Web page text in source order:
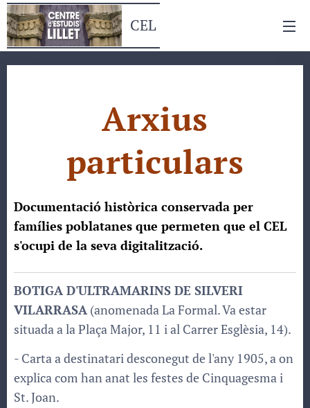
CEL
Arxius
particulars
Documentació històrica conservada per
famílies poblatanes que permeten que el CEL
s'ocupi de la seva digitalització.
BOTIGA D'ULTRAMARINS DE SILVERI
VILARRASA (anomenada La Formal. Va estar
situada a la Plaça Major, 11 i al Carrer Esglèsia, 14).
​- Carta a destinatari desconegut de l'any 1905, a on
explica com han anat les festes de Cinquagesma i
St. Joan.